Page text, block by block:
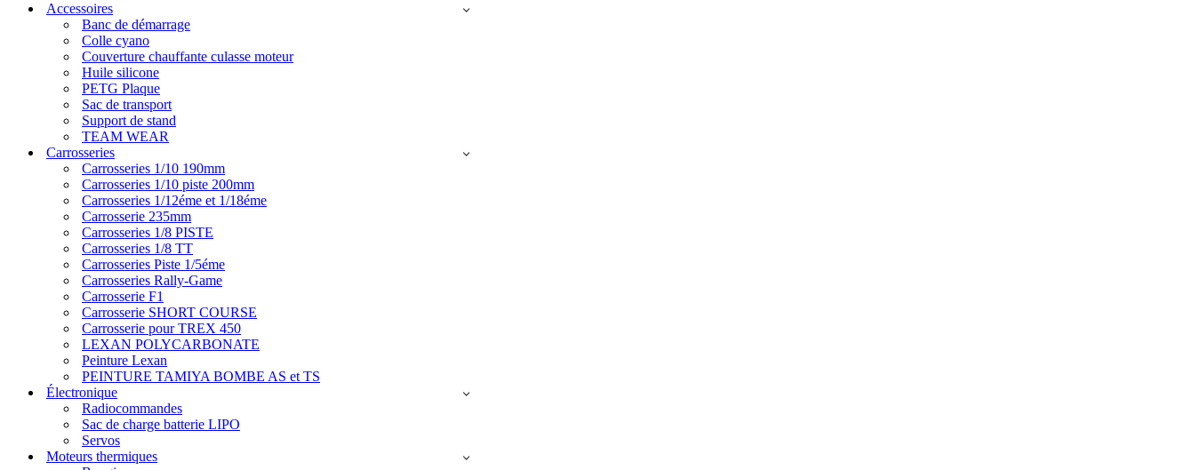
Accessoires
Banc de démarrage
Colle cyano
Couverture chauffante culasse moteur
Huile silicone
PETG Plaque
Sac de transport
Support de stand
TEAM WEAR
Carrosseries
Carrosseries 1/10 190mm
Carrosseries 1/10 piste 200mm
Carrosseries 1/12éme et 1/18éme
Carrosserie 235mm
Carrosseries 1/8 PISTE
Carrosseries 1/8 TT
Carrosseries Piste 1/5éme
Carrosseries Rally-Game
Carrosserie F1
Carrosserie SHORT COURSE
Carrosserie pour TREX 450
LEXAN POLYCARBONATE
Peinture Lexan
PEINTURE TAMIYA BOMBE AS et TS
Électronique
Radiocommandes
Sac de charge batterie LIPO
Servos
Moteurs thermiques